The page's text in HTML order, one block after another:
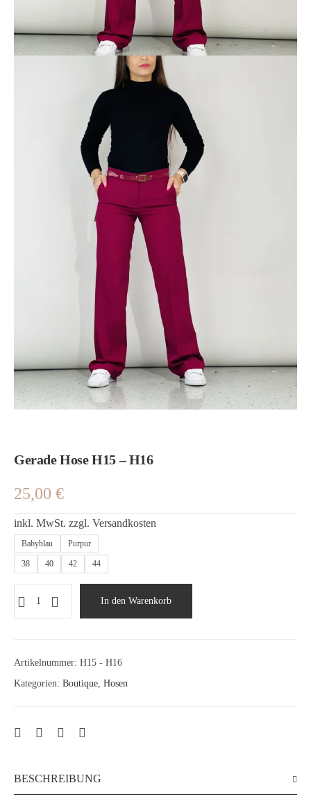
Gerade Hose H15 – H16
25,00 €
inkl. MwSt. zzgl. Versandkosten
Babyblau Purpur
38 40 42 44
In den Warenkorb
Artikelnummer: H15 - H16
Kategorien: Boutique, Hosen
BESCHREIBUNG